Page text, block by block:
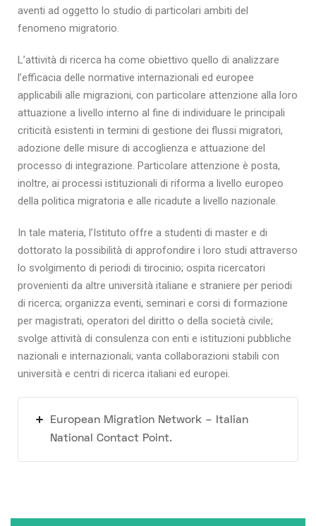
aventi ad oggetto lo studio di particolari ambiti del
fenomeno migratorio.
L’attività di ricerca ha come obiettivo quello di analizzare
l’efficacia delle normative internazionali ed europee
applicabili alle migrazioni, con particolare attenzione alla loro
attuazione a livello interno al fine di individuare le principali
criticità esistenti in termini di gestione dei flussi migratori,
adozione delle misure di accoglienza e attuazione del
processo di integrazione. Particolare attenzione è posta,
inoltre, ai processi istituzionali di riforma a livello europeo
della politica migratoria e alle ricadute a livello nazionale.
In tale materia, l’Istituto offre a studenti di master e di
dottorato la possibilità di approfondire i loro studi attraverso
lo svolgimento di periodi di tirocinio; ospita ricercatori
provenienti da altre università italiane e straniere per periodi
di ricerca; organizza eventi, seminari e corsi di formazione
per magistrati, operatori del diritto o della società civile;
svolge attività di consulenza con enti e istituzioni pubbliche
nazionali e internazionali; vanta collaborazioni stabili con
università e centri di ricerca italiani ed europei.
European Migration Network – Italian
National Contact Point.